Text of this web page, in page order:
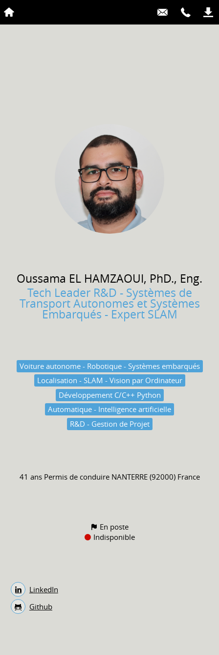
Oussama EL HAMZAOUI, PhD., Eng.
Tech Leader R&D - Systèmes de
Transport Autonomes et Systèmes
Embarqués - Expert SLAM
Voiture autonome - Robotique - Systèmes embarqués
Localisation - SLAM - Vision par Ordinateur
Développement C/C++ Python
Automatique - Intelligence artificielle
R&D - Gestion de Projet
41 ans Permis de conduire NANTERRE (92000) France
En poste
Indisponible
LinkedIn
Github